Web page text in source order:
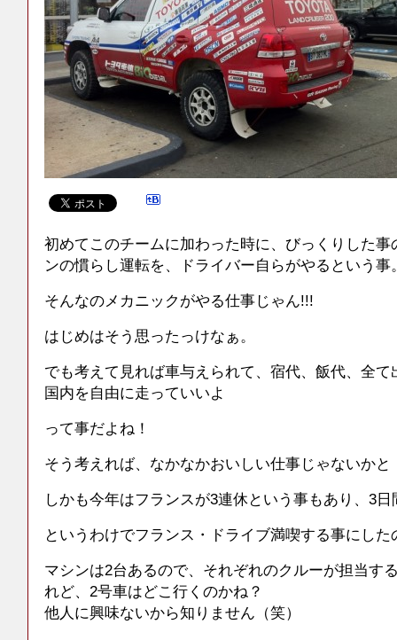
初めてこのチームに加わった時に、びっくりした事
ンの慣らし運転を、ドライバー自らがやるという事
そんなのメカニックがやる仕事じゃん!!!
はじめはそう思ったっけなぁ。
でも考えて見れば車与えられて、宿代、飯代、全
国内を自由に走っていいよ
って事だよね！
そう考えれば、なかなかおいしい仕事じゃないかと
しかも今年はフランスが3連休という事もあり、3
というわけでフランス・ドライブ満喫する事にした
マシンは2台あるので、それぞれのクルーが担当す
れど、2号車はどこ行くのかね？
他人に興味ないから知りません（笑）